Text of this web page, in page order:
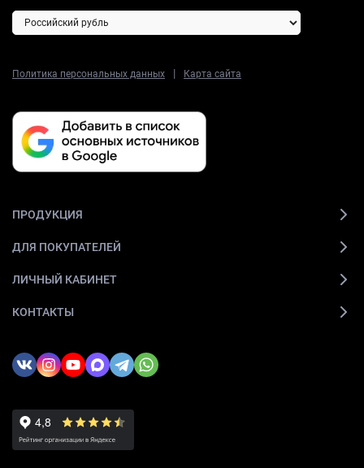
Политика персональных данных | Карта сайта
ПРОДУКЦИЯ
ДЛЯ ПОКУПАТЕЛЕЙ
ЛИЧНЫЙ КАБИНЕТ
КОНТАКТЫ